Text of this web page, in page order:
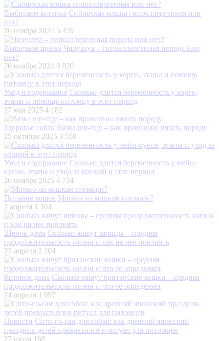
Выбираем котенка Сибирская кошка гипоаллергенная или
нет?
26 ноября 2024 5 459
Выбираем щенка Чихуахуа – гипоаллергенная порода или
нет?
26 ноября 2024 9 820
Уход и содержание Сколько длится беременность у корги,
этапы и помощь питомцу в этот период
27 мая 2025 4 182
Здоровье собак Вязка ши-тцу – как правильно вязать породу
25 октября 2025 3 558
Уход и содержание Сколько длится беременность у мейн-
кунов, этапы и уход за кошкой в этот период
26 ноября 2025 4 734
Питание кошек Можно ли кошкам попкорн?
2 апреля 1 104
Щенок дома Сколько живут шпицы – средняя
продолжительность жизни и как на нее повлиять
23 апреля 2 204
Котенок дома Сколько живут британские кошки – средняя
продолжительность жизни и что ее определяет
24 апреля 1 997
Новости Сити-го-сан для собак: как древний японский
праздник детей превратился в ритуал для питомцев
27 июля 168